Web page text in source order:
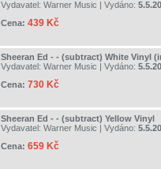
Vydavatel: Warner Music | Vydáno:
Cena: 439 Kč
Sheeran Ed - - (subtract) White Vinyl
Vydavatel: Warner Music | Vydáno:
Cena: 730 Kč
Sheeran Ed - - (subtract) Yellow Vinyl
Vydavatel: Warner Music | Vydáno:
Cena: 659 Kč